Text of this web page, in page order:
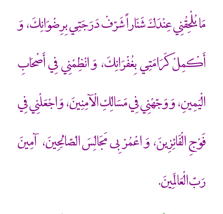
مَا يُلْحِقُنِي عِنْدَكَ شَنَاراً شَرّفْ دَرَجَتِي بِرِضْوَانِكَ، وَ
أَكْمِلْ كَرَامَتِي بِغُفْرَانِكَ، وَ انْظِمْنِي فِي أَصْحَابِ
الْيَمِينِ، وَ وَجّهْنِي فِي مَسَالِكِ الْ‏آمِنِينَ، وَ اجْعَلْنِي فِي
فَوْجِ الْفَائِزِينَ، وَ اعْمُرْ بِي مَجَالِسَ الصّالِحِينَ، آمِينَ
رَبّ الْعَالَمِينَ.